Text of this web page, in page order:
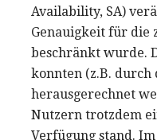
Availability, SA)
Genauigkeit für die
beschränkt wurde.
konnten (z.B. durch
herausgerechnet
Nutzern trotzdem
Verfügung stand.